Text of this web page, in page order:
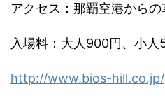
アクセス：那覇空港から
入場料：大人900円、小人
http://www.bios-hill.co.jp/